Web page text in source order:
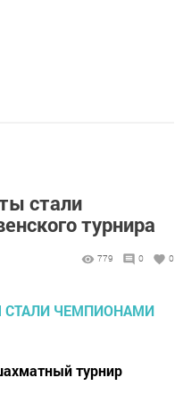
стали
турнира
779 0 0
турнир